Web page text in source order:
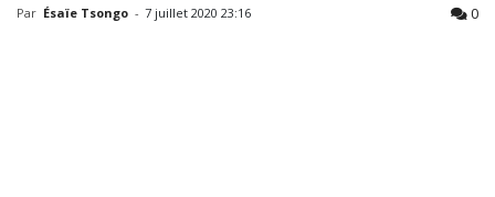
Par Ésaïe Tsongo - 7 juillet 2020 23:16 0